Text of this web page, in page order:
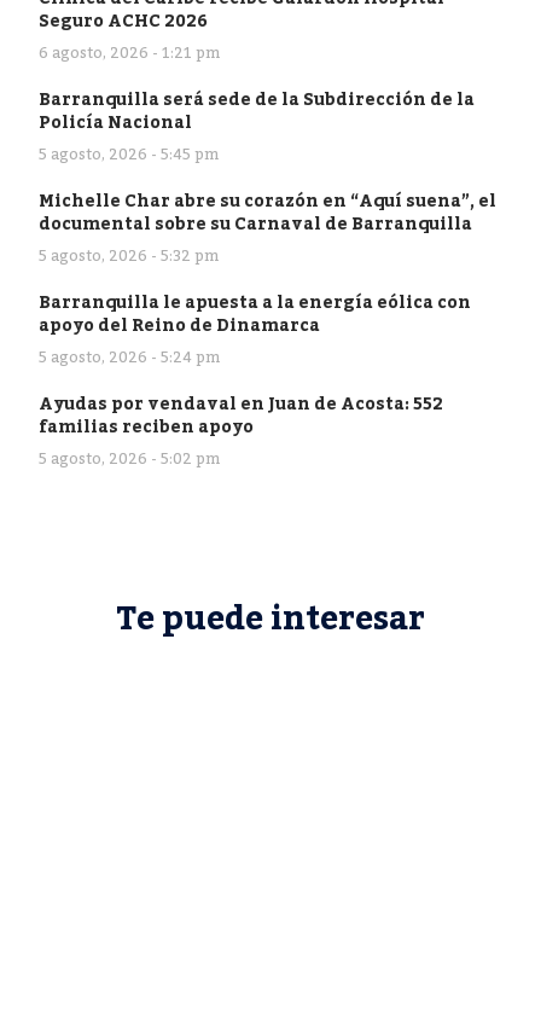
Seguro ACHC 2026
6 agosto, 2026 - 1:21 pm
Barranquilla será sede de la Subdirección de la
Policía Nacional
5 agosto, 2026 - 5:45 pm
Michelle Char abre su corazón en “Aquí suena”, el
documental sobre su Carnaval de Barranquilla
5 agosto, 2026 - 5:32 pm
Barranquilla le apuesta a la energía eólica con
apoyo del Reino de Dinamarca
5 agosto, 2026 - 5:24 pm
Ayudas por vendaval en Juan de Acosta: 552
familias reciben apoyo
5 agosto, 2026 - 5:02 pm
Te puede interesar